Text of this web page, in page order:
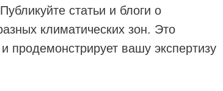
статьи и блоги о
климатических зон. Это
продемонстрирует вашу экспертизу